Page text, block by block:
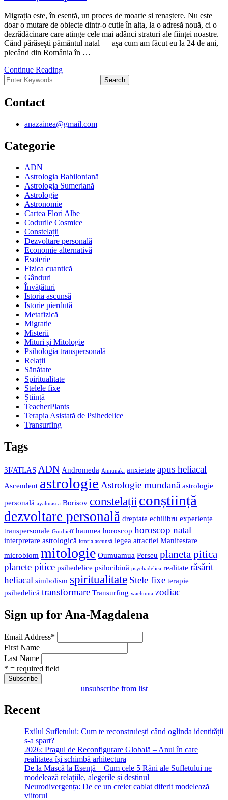
Migrația este, în esență, un proces de moarte și renaștere. Nu este
doar o mutare de obiecte dintr-o cutie în alta, la o adresă nouă, ci o
dezrădăcinare care atinge cele mai adânci straturi ale ființei noastre.
Când părăsești pământul natal — așa cum am făcut eu la 24 de ani,
plecând din România în …
Continue Reading
Looking
for
Something?
Contact
anazainea@gmail.com
Categorie
ADN
Astrologia Babiloniană
Astrologia Sumeriană
Astrologie
Astronomie
Cartea Flori Albe
Codurile Cosmice
Constelații
Dezvoltare personală
Economie alternativă
Esoterie
Fizica cuantică
Gânduri
Învățături
Istoria ascunsă
Istorie pierdută
Metafizică
Migratie
Misterii
Mituri și Mitologie
Psihologia transpersonală
Relații
Sănătate
Spiritualitate
Stelele fixe
Știință
TeacherPlants
Terapia Asistată de Psihedelice
Transurfing
Tags
3I/ATLAS ADN Andromeda Annunaki anxietate apus heliacal
Ascendent astrologie Astrologie mundană astrologie
personală ayahuasca Borisov constelații conștiință
dezvoltare personală dreptate echilibru experiențe
transpersonale Gurdjieff haumea horoscop horoscop natal
interpretare astrologică istoria ascunsă legea atracției Manifestare
microbiom mitologie Oumuamua Perseu planeta pitica
planete pitice psihedelice psilocibină psychadelica realitate răsărit
heliacal simbolism spiritualitate Stele fixe terapie
psihedelică transformare Transurfing wachuma zodiac
Sign up for Ana-Magdalena
Email Address*
First Name
Last Name
* = required field
unsubscribe from list
Recent
Exilul Sufletului: Cum te reconstruiești când oglinda identității
s-a spart?
2026: Pragul de Reconfigurare Globală – Anul în care
realitatea își schimbă arhitectura
De la Mască la Esență – Cum cele 5 Răni ale Sufletului ne
modelează relațiile, alegerile și destinul
Neurodivergența: De ce un creier cablat diferit modelează
viitorul